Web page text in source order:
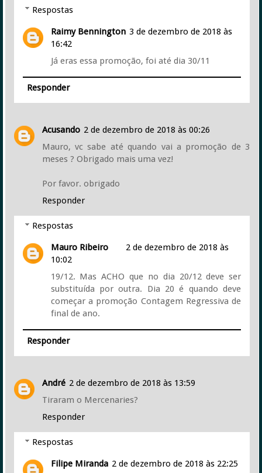
Respostas
Raimy Bennington 3 de dezembro de 2018 às
16:42
Já eras essa promoção, foi até dia 30/11
Responder
Acusando 2 de dezembro de 2018 às 00:26
Mauro, vc sabe até quando vai a promoção de 3
meses ? Obrigado mais uma vez!
Por favor. obrigado
Responder
Respostas
Mauro Ribeiro
2 de dezembro de 2018 às
10:02
19/12. Mas ACHO que no dia 20/12 deve ser
substituída por outra. Dia 20 é quando deve
começar a promoção Contagem Regressiva de
final de ano.
Responder
André 2 de dezembro de 2018 às 13:59
Tiraram o Mercenaries?
Responder
Respostas
Filipe Miranda 2 de dezembro de 2018 às 22:25